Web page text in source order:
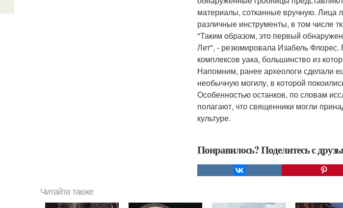
материалы, сотканные вручную. Лица
различные инструменты, в том числе
"Таким образом, это первый
Лет", - резюмировала Изабель
комплексов уака, большинство из
Напомним, ранее археологи сделали
необычную могилу, в которой
Особенностью останков, по словам
полагают, что священники могли
культуре.
Понравилось? Поделитесь с
Читайте также